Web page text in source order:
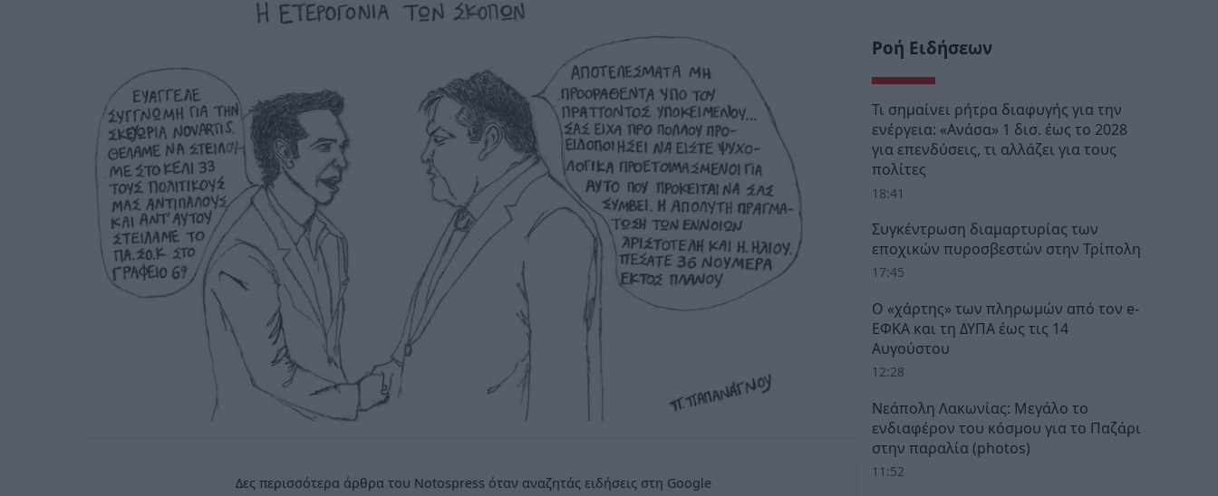
Δες περισσότερα άρθρα του Notospress όταν αναζητάς ειδήσεις στη Google
Ροή Ειδήσεων
Τι σημαίνει ρήτρα διαφυγής για την
ενέργεια: «Ανάσα» 1 δισ. έως το 2028
για επενδύσεις, τι αλλάζει για τους
πολίτες
18:41
Συγκέντρωση διαμαρτυρίας των
εποχικών πυροσβεστών στην Τρίπολη
17:45
Ο «χάρτης» των πληρωμών από τον e-
ΕΦΚΑ και τη ΔΥΠΑ έως τις 14
Αυγούστου
12:28
Νεάπολη Λακωνίας: Μεγάλο το
ενδιαφέρον του κόσμου για το Παζάρι
στην παραλία (photos)
11:52